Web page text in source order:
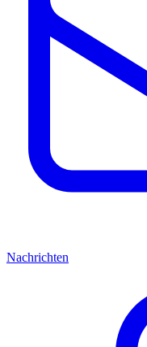
Nachrichten